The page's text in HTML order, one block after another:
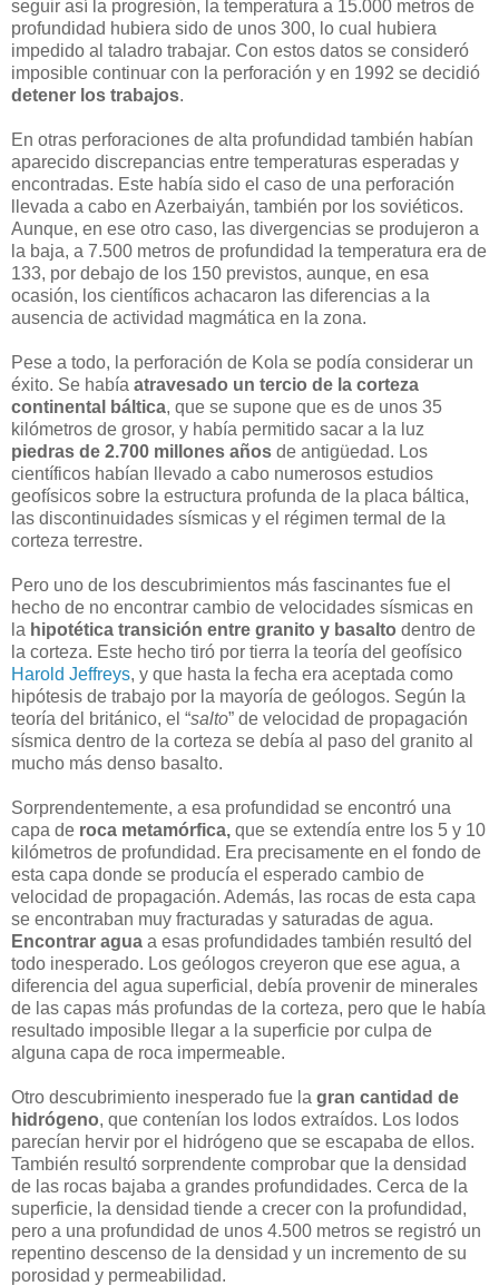
seguir así la progresión, la temperatura a 15.000 metros de
profundidad hubiera sido de unos 300, lo cual hubiera
impedido al taladro trabajar. Con estos datos se consideró
imposible continuar con la perforación y en 1992 se decidió
detener los trabajos.
En otras perforaciones de alta profundidad también habían
aparecido discrepancias entre temperaturas esperadas y
encontradas. Este había sido el caso de una perforación
llevada a cabo en Azerbaiyán, también por los soviéticos.
Aunque, en ese otro caso, las divergencias se produjeron a
la baja, a 7.500 metros de profundidad la temperatura era de
133, por debajo de los 150 previstos, aunque, en esa
ocasión, los científicos achacaron las diferencias a la
ausencia de actividad magmática en la zona.
Pese a todo, la perforación de Kola se podía considerar un
éxito. Se había atravesado un tercio de la corteza
continental báltica, que se supone que es de unos 35
kilómetros de grosor, y había permitido sacar a la luz
piedras de 2.700 millones años de antigüedad. Los
científicos habían llevado a cabo numerosos estudios
geofísicos sobre la estructura profunda de la placa báltica,
las discontinuidades sísmicas y el régimen termal de la
corteza terrestre.
Pero uno de los descubrimientos más fascinantes fue el
hecho de no encontrar cambio de velocidades sísmicas en
la hipotética transición entre granito y basalto dentro de
la corteza. Este hecho tiró por tierra la teoría del geofísico
Harold Jeffreys, y que hasta la fecha era aceptada como
hipótesis de trabajo por la mayoría de geólogos. Según la
teoría del británico, el “salto” de velocidad de propagación
sísmica dentro de la corteza se debía al paso del granito al
mucho más denso basalto.
Sorprendentemente, a esa profundidad se encontró una
capa de roca metamórfica, que se extendía entre los 5 y 10
kilómetros de profundidad. Era precisamente en el fondo de
esta capa donde se producía el esperado cambio de
velocidad de propagación. Además, las rocas de esta capa
se encontraban muy fracturadas y saturadas de agua.
Encontrar agua a esas profundidades también resultó del
todo inesperado. Los geólogos creyeron que ese agua, a
diferencia del agua superficial, debía provenir de minerales
de las capas más profundas de la corteza, pero que le había
resultado imposible llegar a la superficie por culpa de
alguna capa de roca impermeable.
Otro descubrimiento inesperado fue la gran cantidad de
hidrógeno, que contenían los lodos extraídos. Los lodos
parecían hervir por el hidrógeno que se escapaba de ellos.
También resultó sorprendente comprobar que la densidad
de las rocas bajaba a grandes profundidades. Cerca de la
superficie, la densidad tiende a crecer con la profundidad,
pero a una profundidad de unos 4.500 metros se registró un
repentino descenso de la densidad y un incremento de su
porosidad y permeabilidad.